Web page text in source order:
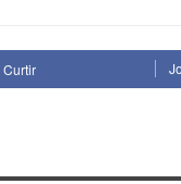
Curtir